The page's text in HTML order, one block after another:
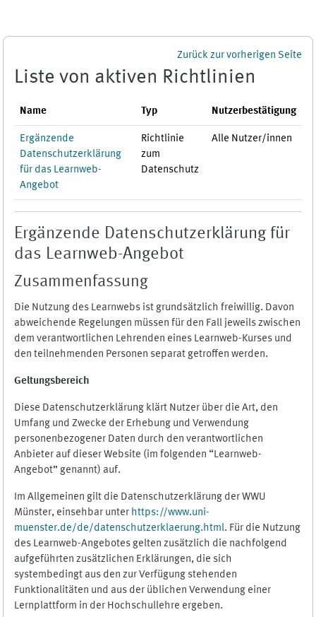
Zurück zur vorherigen Seite
Liste von aktiven Richtlinien
Name Typ Nutzerbestätigung
Ergänzende
Datenschutzerklärung
für das Learnweb-
Angebot
Richtlinie
zum
Datenschutz
Alle Nutzer/innen
Ergänzende Datenschutzerklärung für
das Learnweb-Angebot
Zusammenfassung
Die Nutzung des Learnwebs ist grundsätzlich freiwillig. Davon
abweichende Regelungen müssen für den Fall jeweils zwischen
dem verantwortlichen Lehrenden eines Learnweb-Kurses und
den teilnehmenden Personen separat getroffen werden.
Geltungsbereich
Diese Datenschutzerklärung klärt Nutzer über die Art, den
Umfang und Zwecke der Erhebung und Verwendung
personenbezogener Daten durch den verantwortlichen
Anbieter auf dieser Website (im folgenden “Learnweb-
Angebot” genannt) auf.
Im Allgemeinen gilt die Datenschutzerklärung der WWU
Münster, einsehbar unter https://www.uni-
muenster.de/de/datenschutzerklaerung.html. Für die Nutzung
des Learnweb-Angebotes gelten zusätzlich die nachfolgend
aufgeführten zusätzlichen Erklärungen, die sich
systembedingt aus den zur Verfügung stehenden
Funktionalitäten und aus der üblichen Verwendung einer
Lernplattform in der Hochschullehre ergeben.